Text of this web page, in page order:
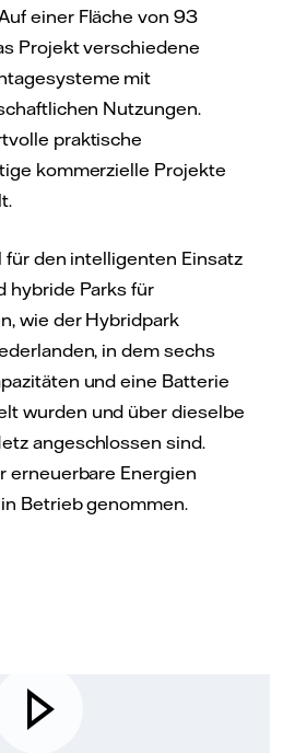
einer Fläche von 93
Projekt verschiedene
mit
Nutzungen.
praktische
kommerzielle Projekte
für den intelligenten Einsatz
hybride Parks für
wie der Hybridpark
in dem sechs
und eine Batterie
wurden und über dieselbe
angeschlossen sind.
erneuerbare Energien
Betrieb genommen.